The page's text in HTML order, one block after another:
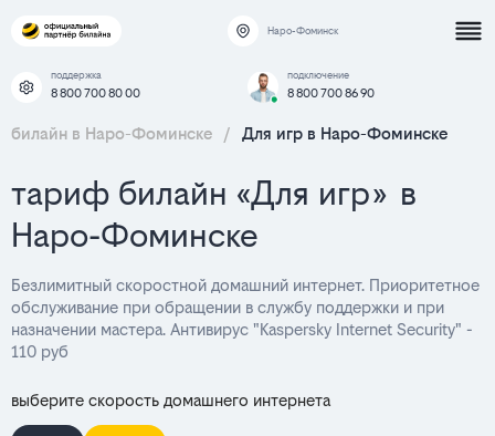
Наро-Фоминск
поддержка
8 800 700 80 00
подключение
8 800 700 86 90
билайн в Наро-Фоминске / Для игр в Наро-Фоминске
тариф билайн «Для игр» в
Наро-Фоминске
Безлимитный скоростной домашний интернет. Приоритетное
обслуживание при обращении в службу поддержки и при
назначении мастера. Антивирус "Kaspersky Internet Security" -
110 руб
выберите скорость домашнего интернета